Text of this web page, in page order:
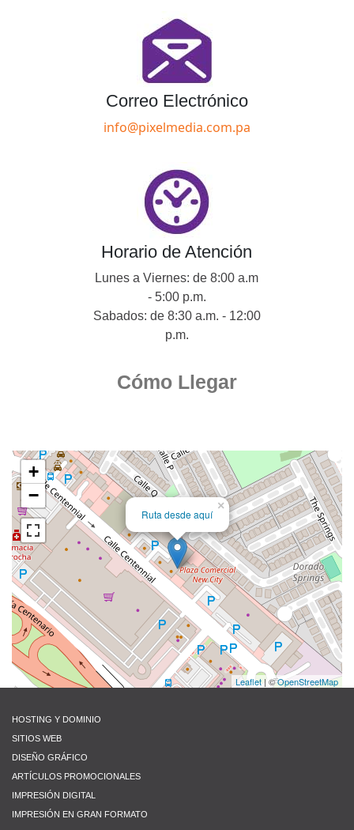
Correo Electrónico
info@pixelmedia.com.pa
Horario de Atención
Lunes a Viernes: de 8:00 a.m
- 5:00 p.m.
Sabados: de 8:30 a.m. - 12:00
p.m.
Cómo Llegar
Ruta desde aquí
×
+
−
Leaflet| ©OpenStreetMap
HOSTING Y DOMINIO
SITIOS WEB
DISEÑO GRÁFICO
ARTÍCULOS PROMOCIONALES
IMPRESIÓN DIGITAL
IMPRESIÓN EN GRAN FORMATO